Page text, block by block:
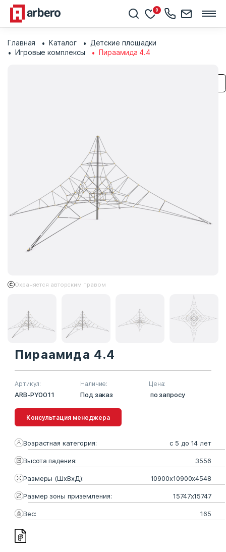
0
Главная Каталог
Детские площадки
Игровые комплексы
Пираамида 4.4
Охраняется авторским правом
Пираамида 4.4
Артикул:
ARB-PY0011
Наличие:
Под заказ
Цена:
по запросу
Консультация менеджера
Возрастная категория: с 5 до 14 лет
Высота падения: 3556
Размеры (ШхВхД): 10900x10900x4548
Размер зоны приземления: 15747х15747
Вес: 165